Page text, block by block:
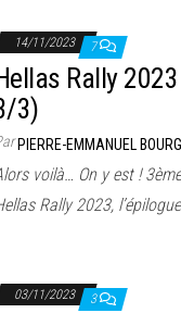
14/11/2023 7
Rally
3)
PIERRE-EMMANUEL
voilà… On y est !
Rally 2023,
03/11/2023 3